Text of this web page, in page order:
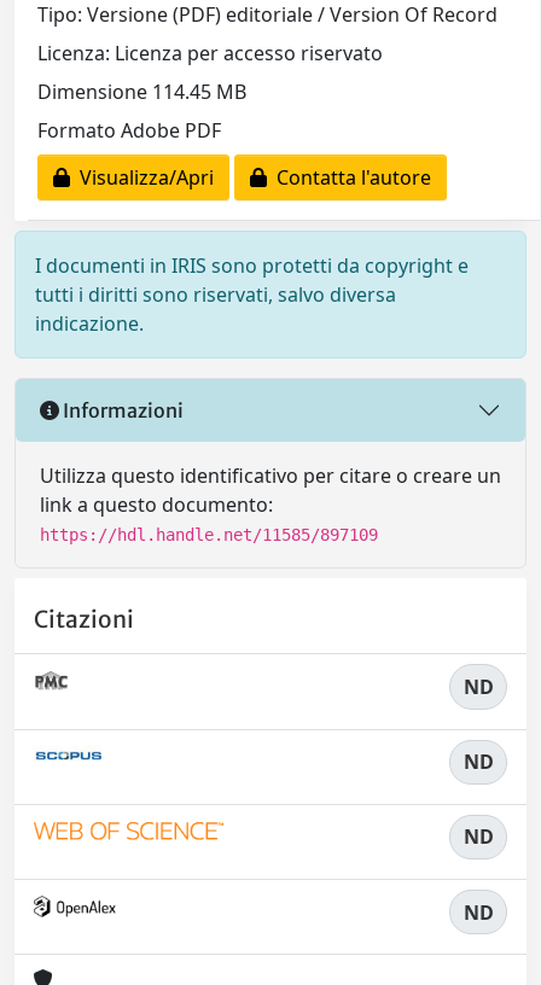
Tipo: Versione (PDF) editoriale / Version Of Record
Licenza: Licenza per accesso riservato
Dimensione 114.45 MB
Formato Adobe PDF
Visualizza/Apri
Contatta l'autore
I documenti in IRIS sono protetti da copyright e
tutti i diritti sono riservati, salvo diversa
indicazione.
Informazioni
Utilizza questo identificativo per citare o creare un
link a questo documento:
https://hdl.handle.net/11585/897109
Citazioni
ND
ND
ND
ND